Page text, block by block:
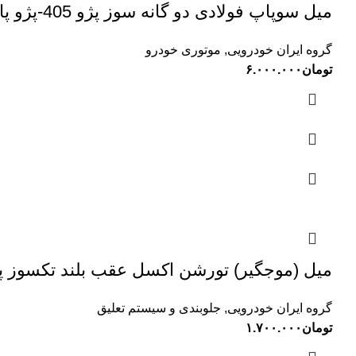
میل سوپاپ فولادی دو گانه سوز پژو 405-پژو پارس-سمند (XU7) کونکس TEKSIN(00201510)
گروه ایران خودرویی, موتوری خودرو
تومان ۶.۰۰۰.۰۰۰
میل (موجگیر) تورشن اکسل عقب بلند تکسوز پژو405 طوس
گروه ایران خودرویی, جلوبندی و سیستم تعلیق
تومان ۱.۷۰۰.۰۰۰